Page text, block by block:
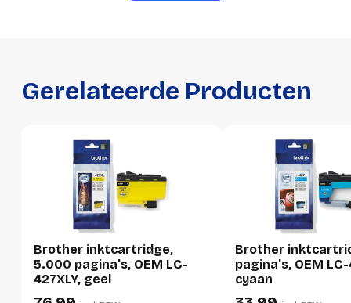
Gewicht
106 g
Verpakking
Per stuk
Hoeveelheid:
Breedte:
85 millimeter
Hoogte:
20 millimeter
Gerelateerde Producten
Brother inktcartridge,
5.000 pagina's, OEM LC-
427XLY, geel
Brother
pagina's, OEM
cyaan